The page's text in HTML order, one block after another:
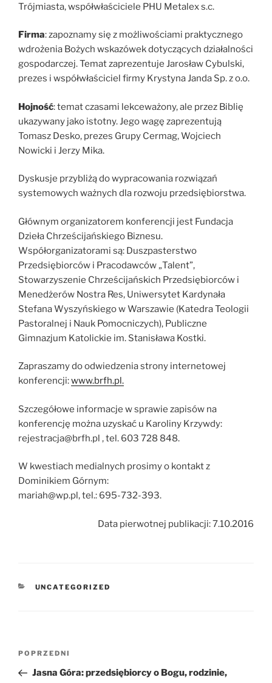
Trójmiasta, współwłaściciele PHU Metalex s.c.
Firma: zapoznamy się z możliwościami praktycznego
wdrożenia Bożych wskazówek dotyczących działalności
gospodarczej. Temat zaprezentuje Jarosław Cybulski,
prezes i współwłaściciel firmy Krystyna Janda Sp. z o.o.
Hojność: temat czasami lekceważony, ale przez Biblię
ukazywany jako istotny. Jego wagę zaprezentują
Tomasz Desko, prezes Grupy Cermag, Wojciech
Nowicki i Jerzy Mika.
Dyskusje przybliżą do wypracowania rozwiązań
systemowych ważnych dla rozwoju przedsiębiorstwa.
Głównym organizatorem konferencji jest Fundacja
Dzieła Chrześcijańskiego Biznesu.
Współorganizatorami są: Duszpasterstwo
Przedsiębiorców i Pracodawców „Talent”,
Stowarzyszenie Chrześcijańskich Przedsiębiorców i
Menedżerów Nostra Res, Uniwersytet Kardynała
Stefana Wyszyńskiego w Warszawie (Katedra Teologii
Pastoralnej i Nauk Pomocniczych), Publiczne
Gimnazjum Katolickie im. Stanisława Kostki.
Zapraszamy do odwiedzenia strony internetowej
konferencji:www.brfh.pl.
Szczegółowe informacje w sprawie zapisów na
konferencję można uzyskać u Karoliny Krzywdy:
rejestracja@brfh.pl , tel. 603 728 848.
W kwestiach medialnych prosimy o kontakt z
Dominikiem Górnym:
mariah@wp.pl, tel.: 695-732-393.
Data pierwotnej publikacji: 7.10.2016
KATEGORIE
UNCATEGORIZED
Nawigacja
Poprzedni
wpis
POPRZEDNI
Jasna Góra: przedsiębiorcy o Bogu, rodzinie,